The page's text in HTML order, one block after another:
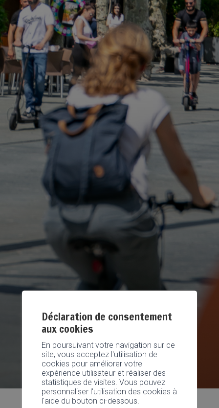
Déclaration de consentement
aux cookies
En poursuivant votre navigation sur ce
site, vous acceptez l'utilisation de
cookies pour améliorer votre
expérience utilisateur et réaliser des
statistiques de visites. Vous pouvez
personnaliser l'utilisation des cookies à
l'aide du bouton ci-dessous.